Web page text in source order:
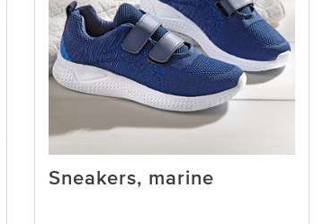
Sneakers, marine